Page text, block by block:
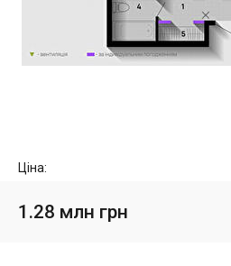
Ціна:
1.28 млн грн